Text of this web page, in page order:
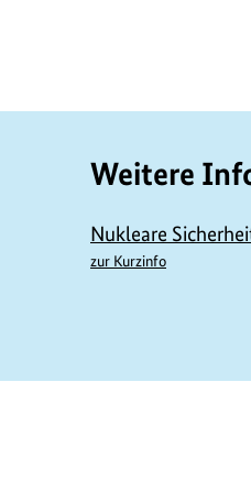
Weitere
Nukleare
zur Kurzinfo